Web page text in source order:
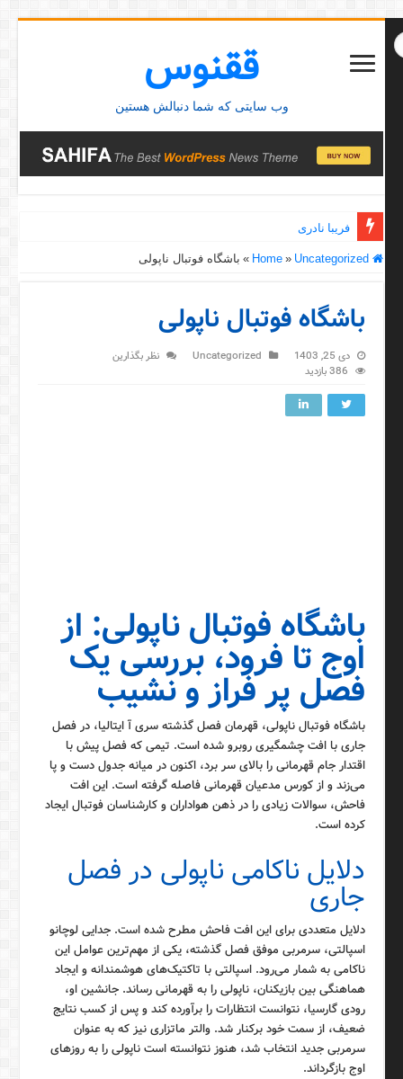
ققنوس
وب سایتی که شما دنبالش هستین
فریبا نادری
» Uncategorized
» باشگاه فوتبال ناپولی
باشگاه فوتبال ناپولی
دی 25, 1403 Uncategorized
نظر بگذارین
386 بازدید
باشگاه فوتبال ناپولی: از
اوج تا فرود، بررسی یک
فصل پر فراز و نشیب
باشگاه فوتبال ناپولی، قهرمان فصل گذشته سری آ ایتالیا، در فصل
جاری با افت چشمگیری روبرو شده است. تیمی که فصل پیش با
اقتدار جام قهرمانی را بالای سر برد، اکنون در میانه جدول دست و پا
می‌زند و از کورس مدعیان قهرمانی فاصله گرفته است. این افت
فاحش، سوالات زیادی را در ذهن هواداران و کارشناسان فوتبال ایجاد
کرده است.
دلایل ناکامی ناپولی در فصل
جاری
دلایل متعددی برای این افت فاحش مطرح شده است. جدایی لوچانو
اسپالتی، سرمربی موفق فصل گذشته، یکی از مهم‌ترین عوامل این
ناکامی به شمار می‌رود. اسپالتی با تاکتیک‌های هوشمندانه و ایجاد
هماهنگی بین بازیکنان، ناپولی را به قهرمانی رساند. جانشین او،
رودی گارسیا، نتوانست انتظارات را برآورده کند و پس از کسب نتایج
ضعیف، از سمت خود برکنار شد. والتر ماتزاری نیز که به عنوان
سرمربی جدید انتخاب شد، هنوز نتوانسته است ناپولی را به روزهای
اوج بازگرداند.